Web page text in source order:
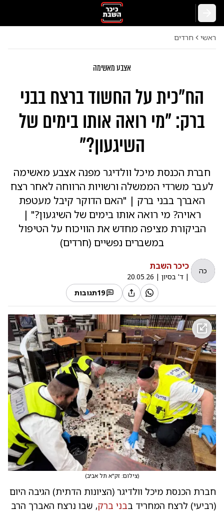
ראשי חרדים
אצבע מאשימה
הח"כית על החשוד ברצח בבני
ברק: "מי רואה אותו בימים של
השיגעון?"
חברת הכנסת מיכל וולדיגר מפנה אצבע מאשימה
לעבר משרדי הממשלה ורשויות הרווחה לאחר רצח
האברך בבני ברק | "האם הדוקר קיבל מעטפת
ראויה? מי רואה אותו בימים של השיגעון?" |
הביקורת מציפה מחדש את הוויכוח על הטיפול
במשברים נפשיים (חרדים)
כה כיכר השבת
| ד' בסיון |
20.05.26
19תגובות
(צילום: זק"א תל אביב)
חברת הכנסת מיכל וולדיגר (הציונות הדתית) הגיבה היום
(רביעי) לרצח המחריד בבני ברק, שבו נרצח האברך הרב